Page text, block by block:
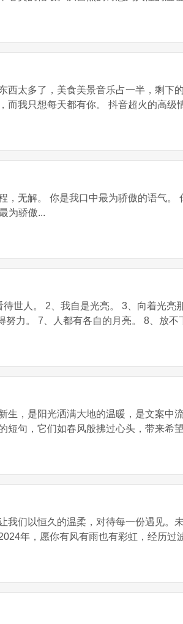
西太多了，美食美景音乐占一半，剩下
而我只想每天都有你。 抖音超火的高级
，无解。 你是我口中最为骄傲的语气。
为骄傲...
世人。 2、我自是光亮。 3、向着光亮
努力。 7、人都有各自的月亮。 8、放不
生，是阳光洒满大地的温暖，是文案中
短句，它们如春风般拂过心头，带来希
我们以恒久的温柔，对待每一份遇见。
年，愿你有风有雨也有彩虹，经历过